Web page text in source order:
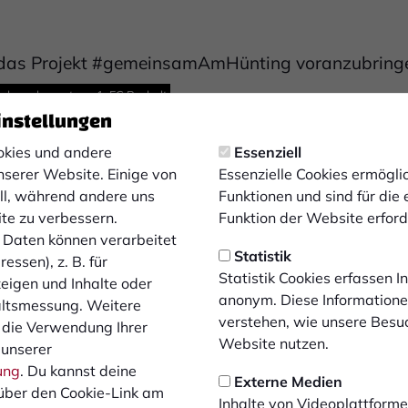
und andere
Website. Einige von
während andere uns
zu verbessern.
Daten können verarbeitet
z. B. für
und Inhalte oder
Weitere
Verwendung Ihrer
. Du kannst deine
den Cookie-Link am
Essenziell
Essenzielle Cookies
Funktionen und sind für die
Funktion der Website
Statistik
Statistik Cookies erfassen
anonym. Diese
verstehen, wie unsere
Website nutzen.
Externe Medien
Inhalte von
Projekt #gemeinsamAmHünting
1. FC Bocholt
haben die Vereine genau den richtigen Mann
im Fußballgeschäft und seiner beruflichen sowie
Am Hünting mit einem klaren Konzept und einer
und mir Sven Klahsen einen Einblick in die
sein! Die Verantwortlichen des 1. FC Bocholt und FC
die Leitung der Fußballakademie zu übernehmen. Durch
eine Entwicklungsalternative gegeben. Das ist in unseren
positiven Gesprächen mit den Entscheidungsträgern
ich ergreifen muss! Mit voller Überzeugung und
nicht nur aufzubauen, sondern mit Leben zu
zu bieten.